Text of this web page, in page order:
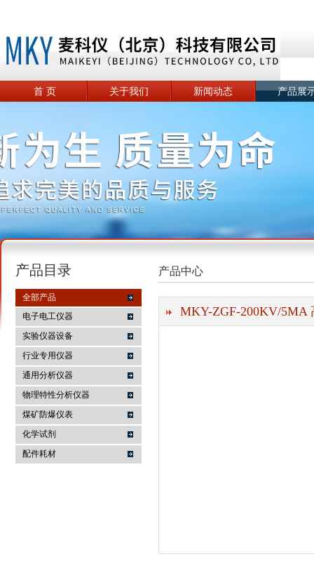
麦科仪（北京）科技有限公司
首 页 关于我们 新闻动态 产品展
产品目录
全部产品
电子电工仪器
实验仪器设备
行业专用仪器
通用分析仪器
物理特性分析仪器
煤矿防爆仪表
化学试剂
配件耗材
产品中心
MKY-ZGF-200KV/5MA